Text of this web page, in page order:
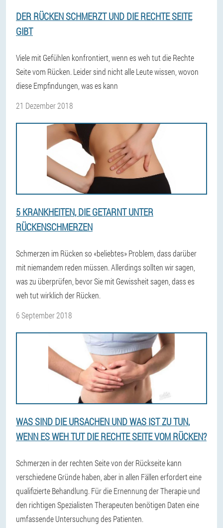
DER RÜCKEN SCHMERZT UND DIE RECHTE SEITE
GIBT
Viele mit Gefühlen konfrontiert, wenn es weh tut die Rechte
Seite vom Rücken. Leider sind nicht alle Leute wissen, wovon
diese Empfindungen, was es kann
21 Dezember 2018
5 KRANKHEITEN, DIE GETARNT UNTER
RÜCKENSCHMERZEN
Schmerzen im Rücken so «beliebtes» Problem, dass darüber
mit niemandem reden müssen. Allerdings sollten wir sagen,
was zu überprüfen, bevor Sie mit Gewissheit sagen, dass es
weh tut wirklich der Rücken.
6 September 2018
WAS SIND DIE URSACHEN UND WAS IST ZU TUN,
WENN ES WEH TUT DIE RECHTE SEITE VOM RÜCKEN?
Schmerzen in der rechten Seite von der Rückseite kann
verschiedene Gründe haben, aber in allen Fällen erfordert eine
qualifizierte Behandlung. Für die Ernennung der Therapie und
den richtigen Spezialisten Therapeuten benötigen Daten eine
umfassende Untersuchung des Patienten.